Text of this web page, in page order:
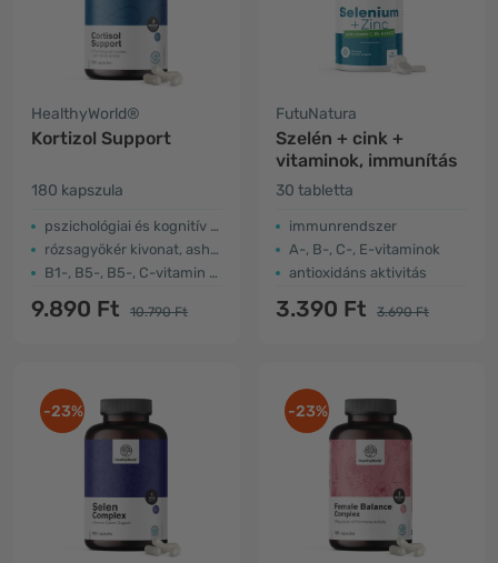
HealthyWorld®
Kortizol Support
180 kapszula
pszichológiai és kognitív működés
rózsagyökér kivonat, ashwagandha
B1-, B5-, B5-, C-vitamin és cink
9.890 Ft 10.790 Ft
FutuNatura
Szelén + cink +
vitaminok, immunítás
30 tabletta
immunrendszer
A-, B-, C-, E-vitaminok
antioxidáns aktivitás
3.390 Ft 3.690 Ft
-23% -23%